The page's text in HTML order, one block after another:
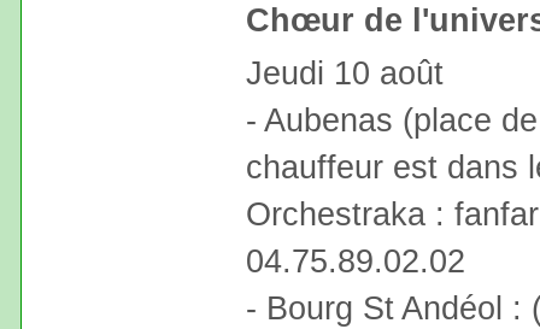
Chœur de
Jeudi 10 août
- Aubenas (place
chauffeur est dans
Orchestraka :
04.75.89.02.02
- Bourg St Andéol :